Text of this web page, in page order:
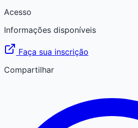
Acesso
Informações disponíveis
Faça sua inscrição
Compartilhar